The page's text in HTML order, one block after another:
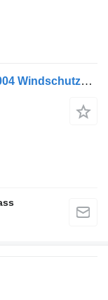
DETHLEFFS 80 Eighty II SKM06 622004 Windschutzscheibe für Dethleffs Dethleffs 80 Eighty II Wohnwagen und Wohnmobile